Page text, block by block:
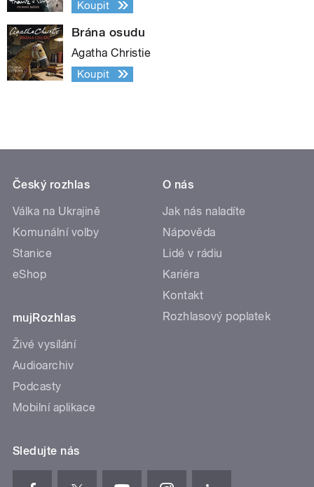
Koupit
Brána osudu
Agatha Christie
Koupit
Český rozhlas
Válka na Ukrajině
Komunální volby
Stanice
eShop
mujRozhlas
Živé vysílání
Audioarchiv
Podcasty
Mobilní aplikace
O nás
Jak nás naladíte
Nápověda
Lidé v rádiu
Kariéra
Kontakt
Rozhlasový poplatek
Sledujte nás